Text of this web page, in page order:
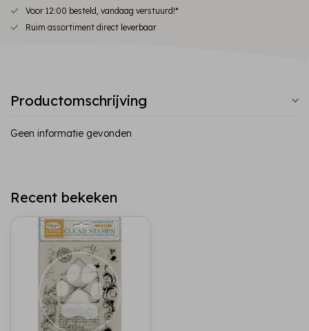
Voor 12:00 besteld, vandaag verstuurd!*
Ruim assortiment direct leverbaar
Productomschrijving
Geen informatie gevonden
Recent bekeken